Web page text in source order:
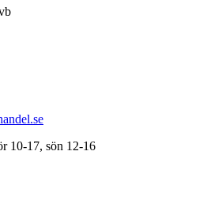
10-17, sön 12-16